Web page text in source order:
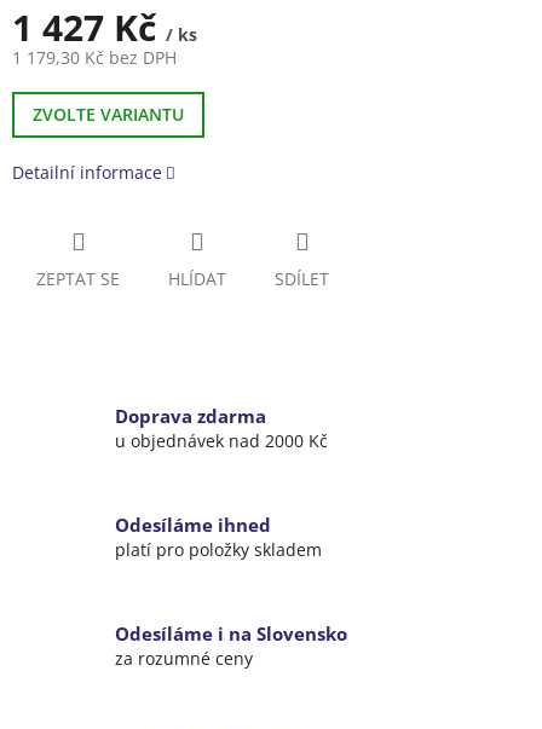
1 427 Kč / ks
1 179,30 Kč bez DPH
Měrná
cena:
ZVOLTE VARIANTU
Detailní informace
ZEPTAT SE HLÍDAT SDÍLET
Doprava zdarma
u objednávek nad 2000 Kč
Odesíláme ihned
platí pro položky skladem
Odesíláme i na Slovensko
za rozumné ceny